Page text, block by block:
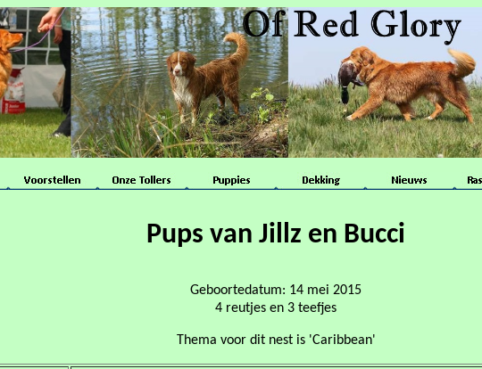
Pups van Jillz en Bucci
Geboortedatum: 14 mei 2015
4 reutjes en 3 teefjes
Thema voor dit nest is 'Caribbean'